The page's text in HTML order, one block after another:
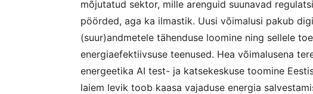
mõjutatud sektor, mille arenguid suunavad
pöörded, aga ka ilmastik. Uusi võimalusi pakub
(suur)andmetele tähenduse loomine ning sellele
energiaefektiivsuse teenused. Hea võimalusena
energeetika AI test- ja katsekeskuse toomine
laiem levik toob kaasa vajaduse energia